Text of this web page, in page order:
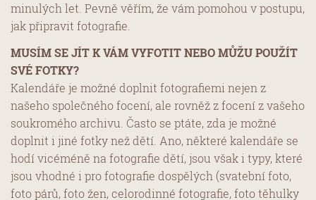
minulých let. Pevně věřím, že vám pomohou v postupu,
jak připravit fotografie.
MUSÍM SE JÍT K VÁM VYFOTIT NEBO MŮŽU POUŽÍT
SVÉ FOTKY?
Kalendáře je možné doplnit fotografiemi nejen z
našeho společného focení, ale rovněž z focení z vašeho
soukromého archivu. Často se ptáte, zda je možné
doplnit i jiné fotky než dětí. Ano, některé kalendáře se
hodí vicéméně na fotografie dětí, jsou však i typy, které
jsou vhodné i pro fotografie dospělých (svatební foto,
foto párů, foto žen, celorodinné fotografie, foto těhulky